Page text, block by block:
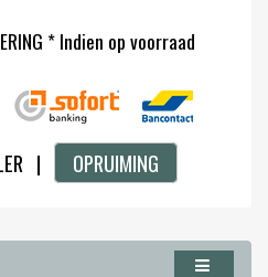
* Indien op voorraad
| OPRUIMING